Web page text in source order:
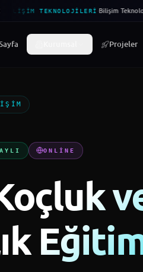
TEKNOLOJILERI·Bilişim
Projeler
ONLINE